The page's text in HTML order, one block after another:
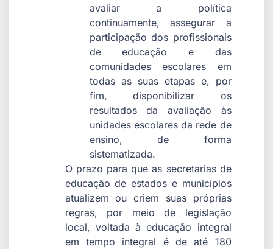
avaliar a política
continuamente, assegurar a
participação dos profissionais
de educação e das
comunidades escolares em
todas as suas etapas e, por
fim, disponibilizar os
resultados da avaliação às
unidades escolares da rede de
ensino, de forma
sistematizada.
O prazo para que as secretarias de
educação de estados e municípios
atualizem ou criem suas próprias
regras, por meio de legislação
local, voltada à educação integral
em tempo integral é de até 180